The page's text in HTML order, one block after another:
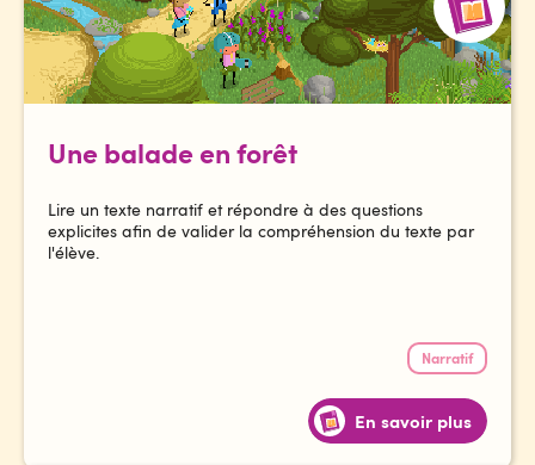
Une balade en forêt
Lire un texte narratif et répondre à des questions
explicites afin de valider la compréhension du texte par
l'élève.
Narratif
En savoir plus